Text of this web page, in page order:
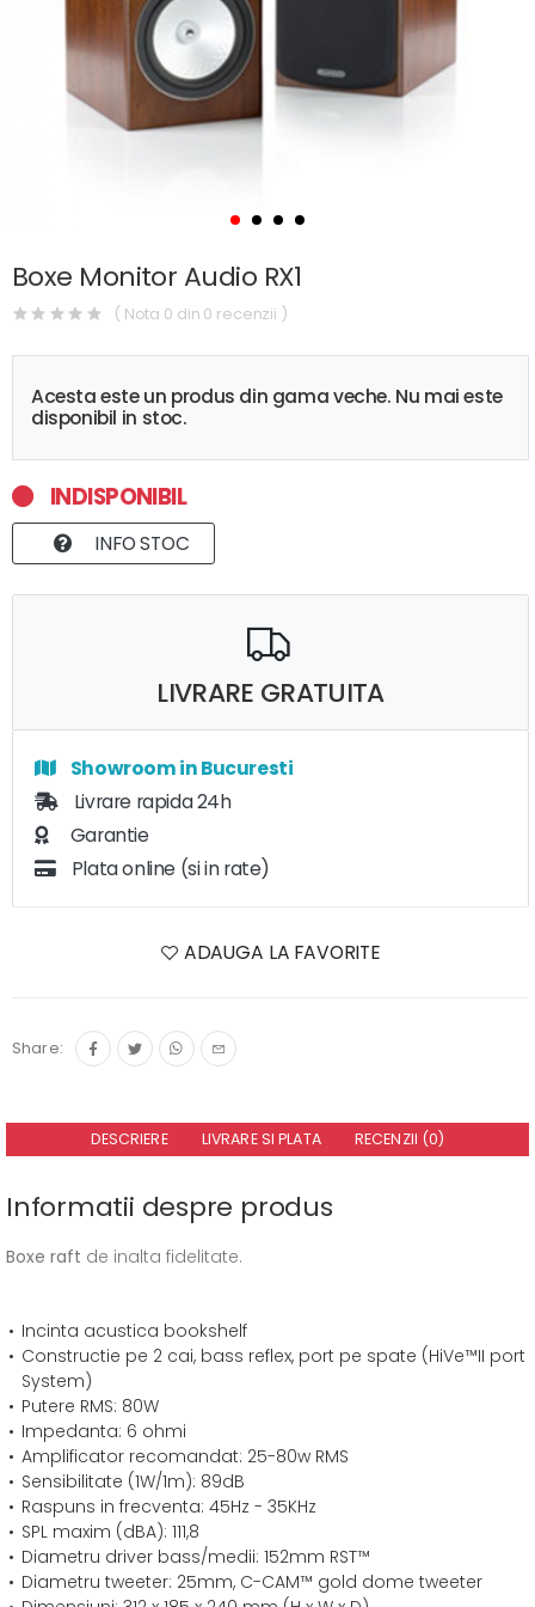
Boxe Monitor Audio RX1
( Nota 0 din 0 recenzii )
Acesta este un produs din gama veche. Nu mai este
disponibil in stoc.
INDISPONIBIL
INFO STOC
LIVRARE GRATUITA
Showroom in Bucuresti
Livrare rapida 24h
Garantie
Plata online (si in rate)
ADAUGA LA FAVORITE
Share:
DESCRIERE LIVRARE SI PLATA RECENZII (0)
Informatii despre produs
Boxe raft de inalta fidelitate.
Incinta acustica bookshelf
Constructie pe 2 cai, bass reflex, port pe spate (HiVe™II port
System)
Putere RMS: 80W
Impedanta: 6 ohmi
Amplificator recomandat: 25-80w RMS
Sensibilitate (1W/1m): 89dB
Raspuns in frecventa: 45Hz - 35KHz
SPL maxim (dBA): 111,8
Diametru driver bass/medii: 152mm RST™
Diametru tweeter: 25mm, C-CAM™ gold dome tweeter